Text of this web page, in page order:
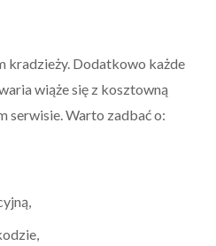
kradzieży. Dodatkowo każde
wiąże się z kosztowną
serwisie. Warto zadbać o: